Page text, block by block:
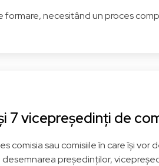
necesitând un proces
7 vicepreședinți de
comisia sau comisiile în care își vor
președinților,